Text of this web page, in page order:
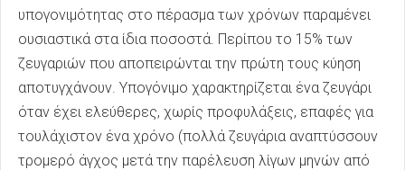
υπογονιμότητας στο πέρασμα των χρόνων παραμένει
ουσιαστικά στα ίδια ποσοστά. Περίπου το 15% των
ζευγαριών που αποπειρώνται την πρώτη τους κύηση
αποτυγχάνουν. Υπογόνιμο χαρακτηρίζεται ένα ζευγάρι
όταν έχει ελεύθερες, χωρίς προφυλάξεις, επαφές για
τουλάχιστον ένα χρόνο (πολλά ζευγάρια αναπτύσσουν
τρομερό άγχος μετά την παρέλευση λίγων μηνών από